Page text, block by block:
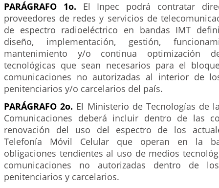
PARÁGRAFO 1o. El Inpec podrá contratar
proveedores de redes y servicios de
de espectro radioeléctrico en bandas IMT
diseño, implementación, gestión,
mantenimiento y/o continua optimización
tecnológicas que sean necesarios para el
comunicaciones no autorizadas al interior de
penitenciarios y/o carcelarios del país.
PARÁGRAFO 2o. El Ministerio de Tecnologías de
Comunicaciones deberá incluir dentro de las
renovación del uso del espectro de los
Telefonía Móvil Celular que operan en la
obligaciones tendientes al uso de medios
comunicaciones no autorizadas dentro de
penitenciarios y carcelarios.